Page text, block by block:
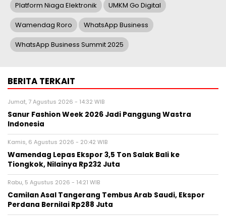
Platform Niaga Elektronik UMKM Go Digital
Wamendag Roro WhatsApp Business
WhatsApp Business Summit 2025
BERITA TERKAIT
Jumat, 7 Agustus 2026 - 14:32 WIB
Sanur Fashion Week 2026 Jadi Panggung Wastra
Indonesia
Kamis, 6 Agustus 2026 - 20:42 WIB
Wamendag Lepas Ekspor 3,5 Ton Salak Bali ke
Tiongkok, Nilainya Rp232 Juta
Rabu, 5 Agustus 2026 - 14:21 WIB
Camilan Asal Tangerang Tembus Arab Saudi, Ekspor
Perdana Bernilai Rp288 Juta